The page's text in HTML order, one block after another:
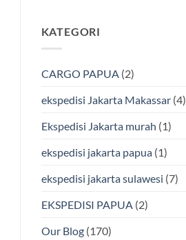
Cargo
pada
Ekspedisi
Laut
BMP
KATEGORI
CARGO PAPUA (2)
ekspedisi Jakarta Makassar(4)
Ekspedisi Jakarta murah (1)
ekspedisi jakarta papua(1)
ekspedisi jakarta sulawesi (7)
EKSPEDISI PAPUA (2)
Our Blog(170)